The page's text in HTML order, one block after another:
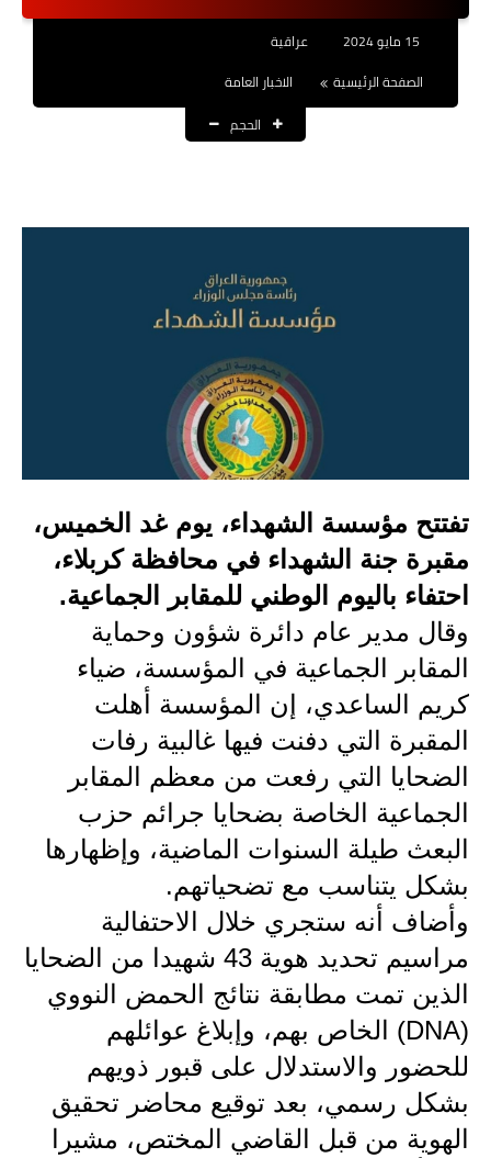
نتائج التعيينات
الرواتب والقروض
القروض والسلف
المنح المالية
قطع الاراضي
اخبار العراق
الاخبار السياسية
الاخبار الامنية
الاخبار الاقتصادية
الاخبار الرياضية
المدارس
اخبار وقرارات وزارة التربية
نتائج الامتحانات
المرحلة الابتدائية
المرحلة المتوسطة
المرحلة الاعدادية
اسئلة وزارية
المرحلة الابتدائية
المرحلة المتوسطة
المرحلة الاعدادية
مرشحات
عراقية
الصفحة الرئيسية
الاخبار العامة
الحجم
تفتتح مؤسسة الشهداء، يوم غد الخميس،
مقبرة جنة الشهداء في محافظة كربلاء،
احتفاء باليوم الوطني للمقابر الجماعية.
وقال مدير عام دائرة شؤون وحماية
المقابر الجماعية في المؤسسة، ضياء
كريم الساعدي، إن المؤسسة أهلت
المقبرة التي دفنت فيها غالبية رفات
الضحايا التي رفعت من معظم المقابر
الجماعية الخاصة بضحايا جرائم حزب
البعث طيلة السنوات الماضية، وإظهارها
بشكل يتناسب مع تضحياتهم.
وأضاف أنه ستجري خلال الاحتفالية
مراسيم تحديد هوية 43 شهيدا من الضحايا
الذين تمت مطابقة نتائج الحمض النووي
(DNA) الخاص بهم، وإبلاغ عوائلهم
للحضور والاستدلال على قبور ذويهم
بشكل رسمي، بعد توقيع محاضر تحقيق
الهوية من قبل القاضي المختص، مشيرا